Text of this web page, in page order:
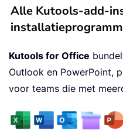
Alle Kutools-add-
Kutools for Office
Outlook en PowerPoint,
voor teams die met